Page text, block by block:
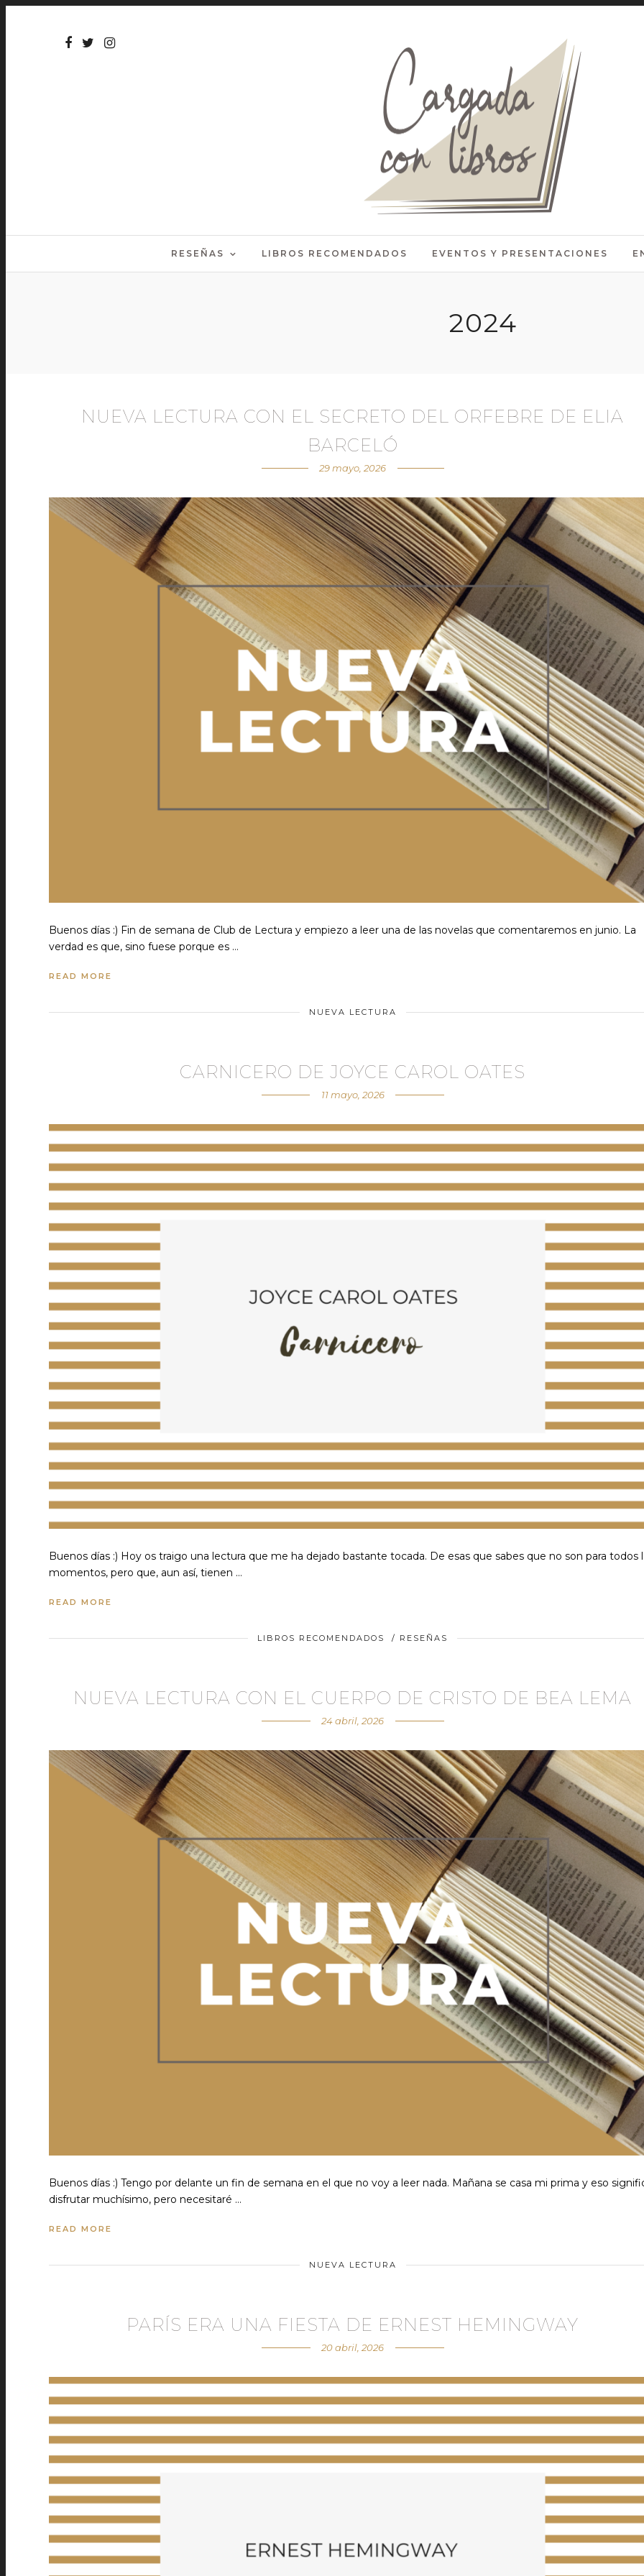
RESEÑAS LIBROS RECOMENDADOS EVENTOS Y PRESENTACIONES
2024
NUEVA LECTURA CON EL SECRETO DEL ORFEBRE DE ELIA
BARCELÓ
29 mayo, 2026
Buenos días :) Fin de semana de Club de Lectura y empiezo a leer una de las novelas que comentaremos en junio. La
verdad es que, sino fuese porque es …
READ MORE
NUEVA LECTURA
CARNICERO DE JOYCE CAROL OATES
11 mayo, 2026
Buenos días :) Hoy os traigo una lectura que me ha dejado bastante tocada. De esas que sabes que no son para todos
momentos, pero que, aun así, tienen …
READ MORE
LIBROS RECOMENDADOS / RESEÑAS
NUEVA LECTURA CON EL CUERPO DE CRISTO DE BEA LEMA
24 abril, 2026
Buenos días :) Tengo por delante un fin de semana en el que no voy a leer nada. Mañana se casa mi prima y eso
disfrutar muchísimo, pero necesitaré …
READ MORE
NUEVA LECTURA
PARÍS ERA UNA FIESTA DE ERNEST HEMINGWAY
20 abril, 2026